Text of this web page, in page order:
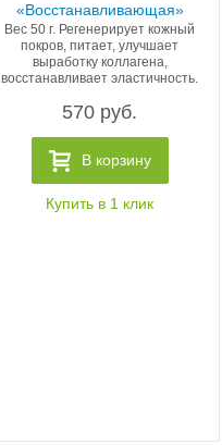
«Восстанавливающая»
Вес 50 г. Регенерирует кожный
покров, питает, улучшает
выработку коллагена,
восстанавливает эластичность.
570 руб.
В корзину
Купить в 1 клик